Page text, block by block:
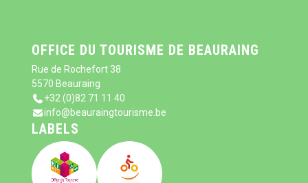
OFFICE DU TOURISME DE BEAURAING
Rue de Rochefort 38
5570 Beauraing
+32 (0)82 71 11 40
info@beauraingtourisme.be
LABELS